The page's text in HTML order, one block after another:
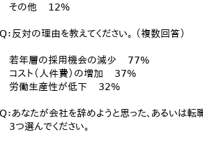
その他 12%
Q：反対の理由を教えてください。 （複数回答）
若年層の採用機会の減少 77%
コスト（人件費）の増加 37%
労働生産性が低下 32%
Q：あなたが会社を辞めようと思った、あるいは
3つ選んでください。